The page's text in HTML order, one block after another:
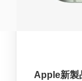
Apple新製